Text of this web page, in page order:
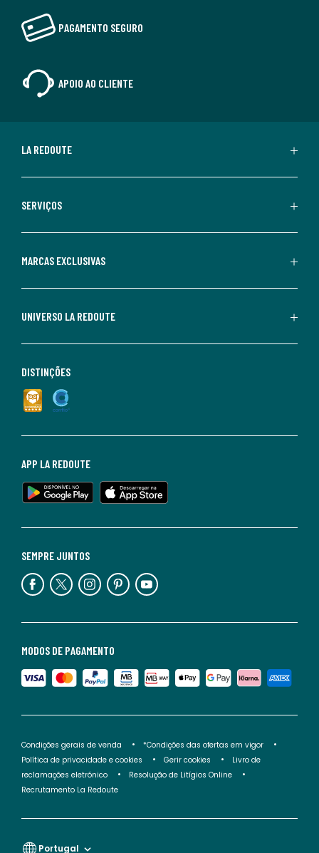
PAGAMENTO SEGURO
APOIO AO CLIENTE
LA REDOUTE
SERVIÇOS
MARCAS EXCLUSIVAS
UNIVERSO LA REDOUTE
MODOS DE PAGAMENTO
SEMPRE JUNTOS
APP LA REDOUTE
DISTINÇÕES
Condições gerais de venda
*Condições das ofertas em vigor
Política de privacidade e cookies
Gerir cookies
Livro de
reclamações eletrónico
Resolução de Litígios Online
Recrutamento La Redoute
Portugal